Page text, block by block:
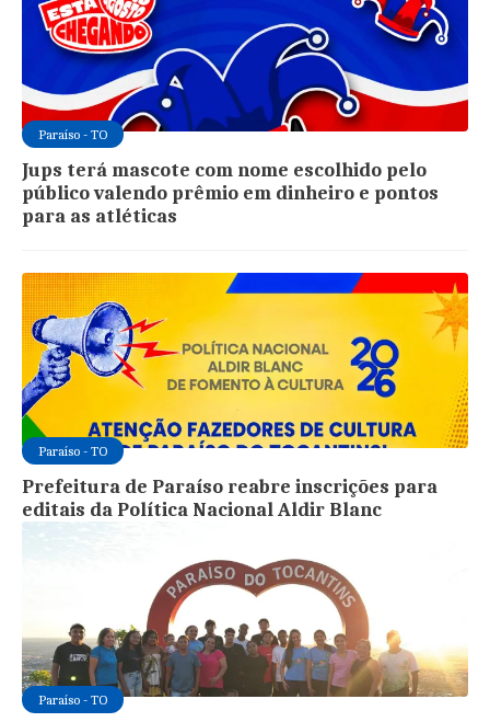
Paraíso - TO
Jups terá mascote com nome escolhido pelo
público valendo prêmio em dinheiro e pontos
para as atléticas
Paraíso - TO
Prefeitura de Paraíso reabre inscrições para
editais da Política Nacional Aldir Blanc
Paraíso - TO